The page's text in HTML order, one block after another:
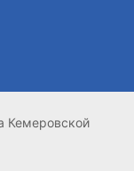
Кемеровской